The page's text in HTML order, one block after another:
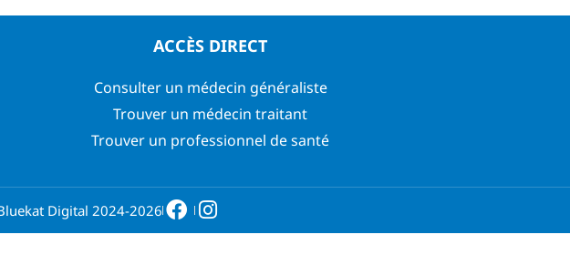
ACCÈS DIRECT
Consulter un médecin généraliste
Trouver un médecin traitant
Trouver un professionnel de santé
Digital 2024-2026